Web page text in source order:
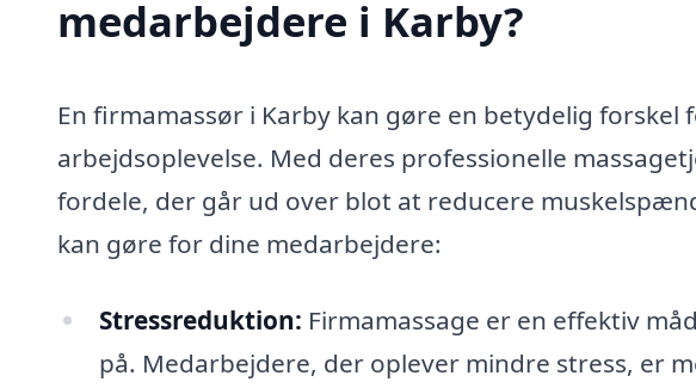
medarbejdere i Karby?
En firmamassør i Karby kan gøre en betydelig
arbejdsoplevelse. Med deres professionelle
fordele, der går ud over blot at reducere
kan gøre for dine medarbejdere:
Stressreduktion: Firmamassage er en effektiv
på. Medarbejdere, der oplever mindre stress, er